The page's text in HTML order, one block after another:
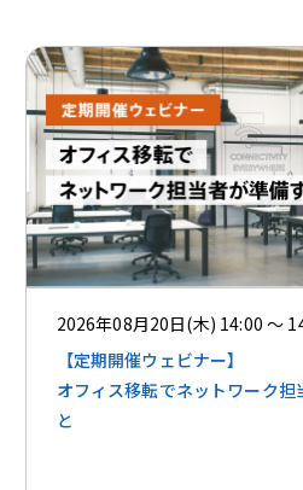
2026年08月20日(木) 14:00 ～
【定期開催ウェビナー】
オフィス移転でネットワーク担
と